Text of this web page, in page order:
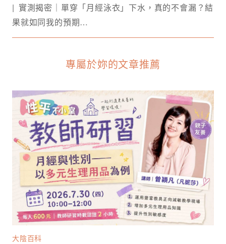
實測揭密｜單穿「月經泳衣」下水，真的不會漏？結
果就如同我的預期…
專屬於妳的文章推薦
大陰百科